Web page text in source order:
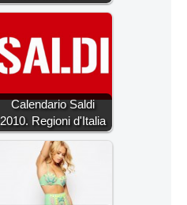
Calendario Saldi
2010. Regioni d'Italia